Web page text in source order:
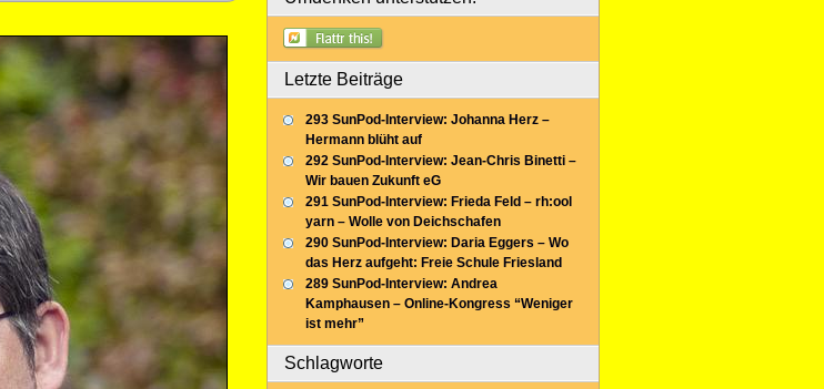
Letzte Beiträge
293 SunPod-Interview: Johanna Herz –
Hermann blüht auf
292 SunPod-Interview: Jean-Chris Binetti –
Wir bauen Zukunft eG
291 SunPod-Interview: Frieda Feld – rh:ool
yarn – Wolle von Deichschafen
290 SunPod-Interview: Daria Eggers – Wo
das Herz aufgeht: Freie Schule Friesland
289 SunPod-Interview: Andrea
Kamphausen – Online-Kongress “Weniger
ist mehr”
Schlagworte